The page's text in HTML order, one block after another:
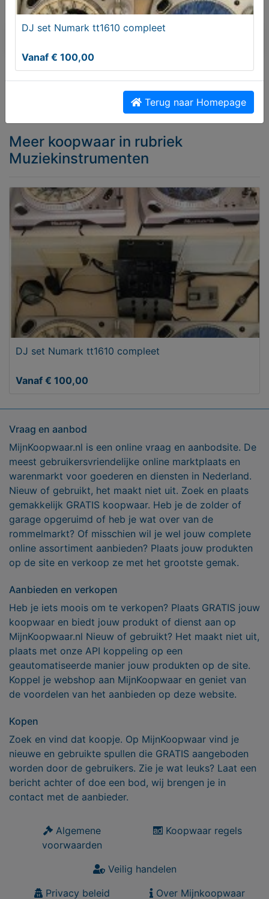
account te registreren.
Melden aan MijnKoopwaar
Meer koopwaar in rubriek
Muziekinstrumenten
DJ set Numark tt1610 compleet
Vanaf € 100,00
DJ set Numark tt1610 compleet
Vanaf € 100,00
Terug naar Homepage
Vraag en aanbod
MijnKoopwaar.nl is een online vraag en aanbodsite. De
meest gebruikersvriendelijke online marktplaats en
warenmarkt voor goederen en diensten in Nederland.
Nieuw of gebruikt, het maakt niet uit. Zoek en plaats
gemakkelijk GRATIS koopwaar. Heb je de zolder of
garage opgeruimd of heb je wat over van de
rommelmarkt? Of misschien wil je wel jouw complete
online assortiment aanbieden? Plaats jouw produkten
op de site en verkoop ze met het grootste gemak.
Aanbieden en verkopen
Heb je iets moois om te verkopen? Plaats GRATIS jouw
koopwaar en biedt jouw produkt of dienst aan op
MijnKoopwaar.nl Nieuw of gebruikt? Het maakt niet uit,
plaats met onze API koppeling op een
geautomatiseerde manier jouw produkten op de site.
Koppel je webshop aan MijnKoopwaar en geniet van
de voordelen van het aanbieden op deze website.
Kopen
Zoek en vind dat koopje. Op MijnKoopwaar vind je
nieuwe en gebruikte spullen die GRATIS aangeboden
worden door de gebruikers. Zie je wat leuks? Laat een
bericht achter of doe een bod, wij brengen je in
contact met de aanbieder.
Algemene
voorwaarden
Koopwaar regels
Veilig handelen
Privacy beleid
Over Mijnkoopwaar